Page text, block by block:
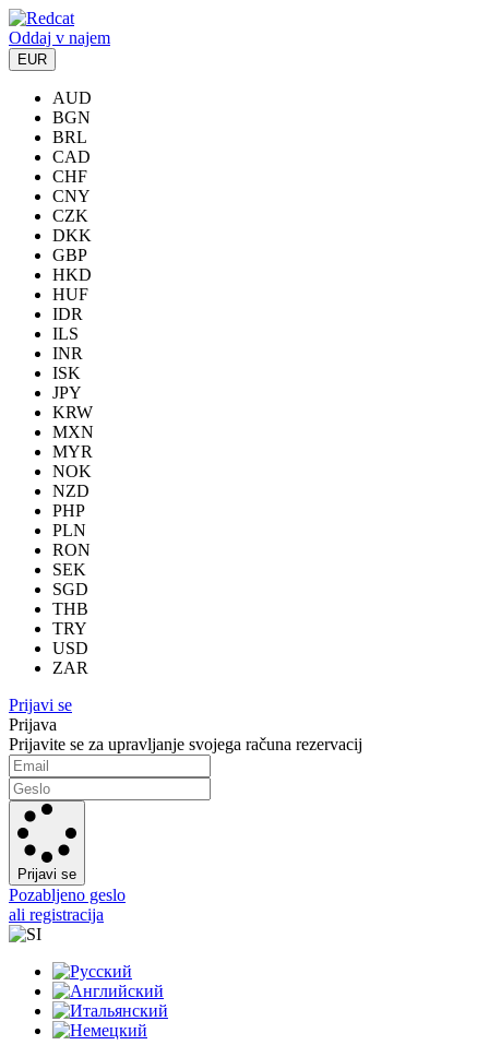
Oddaj v najem
EUR
AUD
BGN
BRL
CAD
CHF
CNY
CZK
DKK
GBP
HKD
HUF
IDR
ILS
INR
ISK
JPY
KRW
MXN
MYR
NOK
NZD
PHP
PLN
RON
SEK
SGD
THB
TRY
USD
ZAR
Prijavi se
Prijava
Prijavite se za upravljanje svojega računa rezervacij
Prijavi se
Pozabljeno geslo
ali registracija